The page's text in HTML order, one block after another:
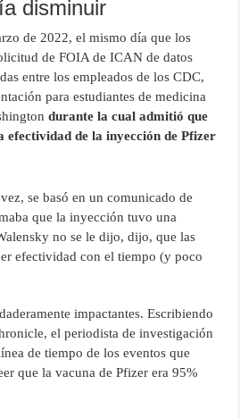
disminuir
de 2022, el mismo día que los
de FOIA de ICAN de datos
entre los empleados de los CDC,
para estudiantes de medicina
durante la cual admitió que
efectividad de la inyección de Pfizer
se basó en un comunicado de
que la inyección tuvo una
no se le dijo, dijo, que las
efectividad con el tiempo (y poco
impactantes. Escribiendo
el periodista de investigación
de tiempo de los eventos que
que la vacuna de Pfizer era 95%